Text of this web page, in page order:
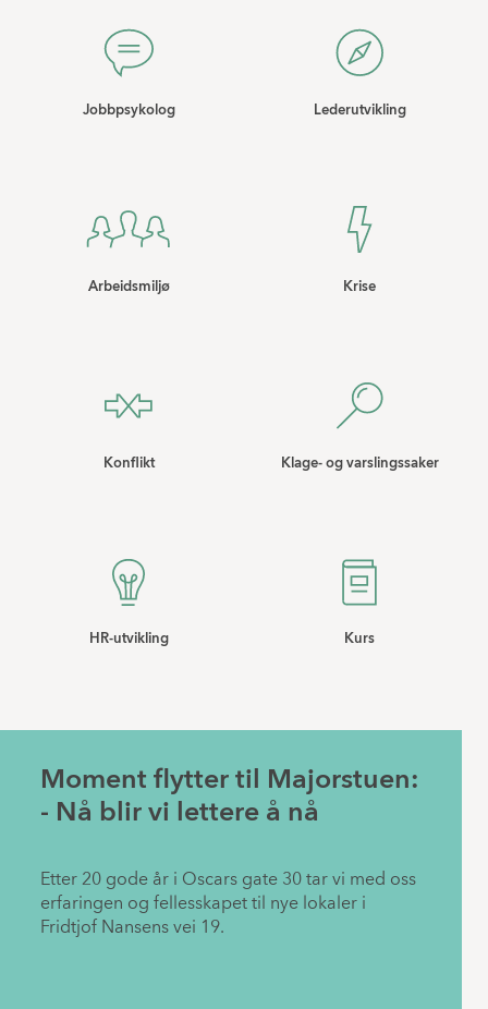
Jobbpsykolog Lederutvikling
Arbeidsmiljø Krise
Konflikt Klage- og varslingssaker
HR-utvikling Kurs
Moment flytter til Majorstuen:
- Nå blir vi lettere å nå
Etter 20 gode år i Oscars gate 30 tar vi med oss
erfaringen og fellesskapet til nye lokaler i
Fridtjof Nansens vei 19.